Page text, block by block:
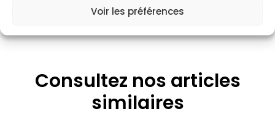
Voir les préférences
Consultez nos articles
similaires